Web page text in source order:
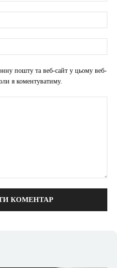
пошту та веб-сайт у цьому веб-
я коментуватиму.